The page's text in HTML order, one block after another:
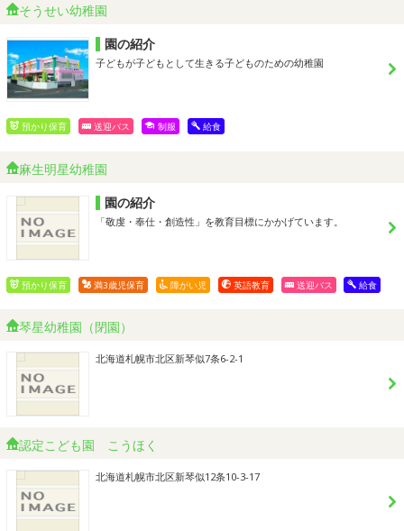
そうせい幼稚園
園の紹介
子どもが子どもとして生きる子どものための幼稚園
預かり保育 送迎バス 制服 給食
麻生明星幼稚園
園の紹介
「敬虔・奉仕・創造性」を教育目標にかかげています。
預かり保育 満3歳児保育 障がい児 英語教育 送迎バス 給食
琴星幼稚園（閉園）
北海道札幌市北区新琴似7条6-2-1
認定こども園 こうほく
北海道札幌市北区新琴似12条10-3-17